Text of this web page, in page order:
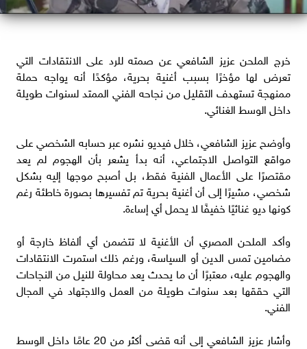
خرج الملحن عزيز الشافعي عن صمته للرد على الانتقادات التي
تعرض لها مؤخرًا بسبب أغنية بحرية، مؤكدًا أنه يواجه حملة
ممنهجة تستهدف التقليل من نجاحه الفني الممتد لسنوات طويلة
داخل الوسط الغنائي.
وأوضح عزيز الشافعي، خلال فيديو نشره عبر حسابه الشخصي على
مواقع التواصل الاجتماعي، أنه بدأ يشعر بأن الهجوم لم يعد
مقتصرًا على الأعمال الفنية فقط، بل أصبح موجها إليه بشكل
شخصي، مشيرًا إلى أن أغنية بحرية تم تفسيرها بصورة خاطئة رغم
كونها ديو غنائيًا خفيفًا لا يحمل أي إساءة.
وأكد الملحن المصري أن الأغنية لا تتضمن أي ألفاظ خارجة أو
مضامين تمس الدين أو السياسة، ورغم ذلك استمرت الانتقادات
والهجوم عليه، معتبرًا أن ما يحدث يعد محاولة للنيل من النجاحات
التي حققها بعد سنوات طويلة من العمل والاجتهاد في المجال
الفني.
وأشار عزيز الشافعي إلى أنه قضى أكثر من 20 عامًا داخل الوسط